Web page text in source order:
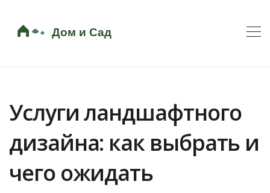
Услуги ландшафтного
дизайна: как выбрать и
чего ожидать